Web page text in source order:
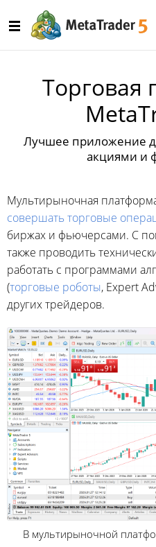
Торговая
Лучшее приложение
акциями и
Мультирыночная
совершать торговые
биржах и фьючерсами. С
также проводить
работать с программами
(торговые роботы, Expert
других трейдеров.
В мультирыночной